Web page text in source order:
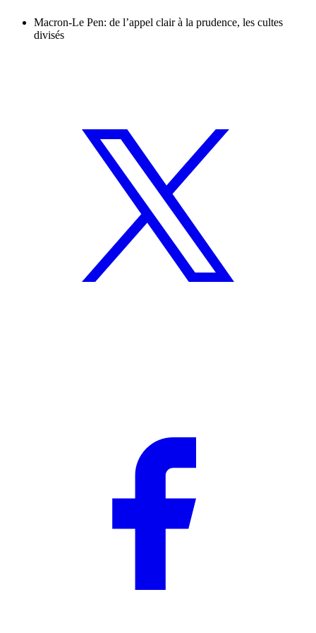
Macron-Le Pen: de l’appel clair à la prudence, les cultes
divisés